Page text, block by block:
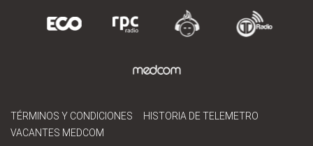
TÉRMINOS Y CONDICIONES
HISTORIA DE TELEMETRO
VACANTES MEDCOM